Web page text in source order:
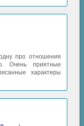
про отношения
Очень приятные
характеры